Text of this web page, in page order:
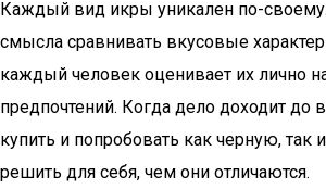
Каждый вид икры уникален по-своему.
смысла сравнивать вкусовые
каждый человек оценивает их лично
предпочтений. Когда дело доходит
купить и попробовать как черную, так
решить для себя, чем они отличаются.